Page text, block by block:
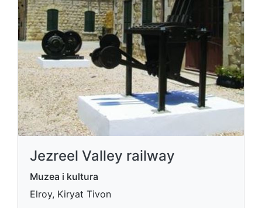
Jezreel Valley railway
Muzea i kultura
Elroy, Kiryat Tivon